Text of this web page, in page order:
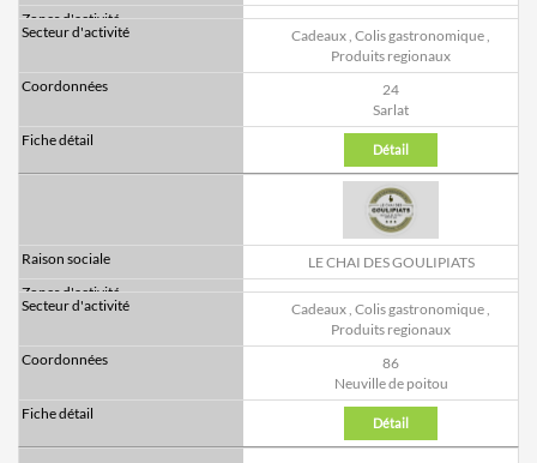
Cadeaux, Colis gastronomique,
Produits regionaux
24
Sarlat
Détail
LE CHAI DES GOULIPIATS
Cadeaux, Colis gastronomique,
Produits regionaux
86
Neuville de poitou
Détail